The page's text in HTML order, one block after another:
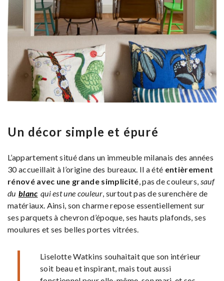
Un décor simple et épuré
L’appartement situé dans un immeuble milanais des années
30 accueillait à l’origine des bureaux. Il a été entièrement
rénové avec une grande simplicité , pas de couleurs, sauf
du blanc qui est une couleur, surtout pas de surenchère de
matériaux. Ainsi, son charme repose essentiellement sur
ses parquets à chevron d’époque, ses hauts plafonds, ses
moulures et ses belles portes vitrées.
Liselotte Watkins souhaitait que son intérieur
soit beau et inspirant, mais tout aussi